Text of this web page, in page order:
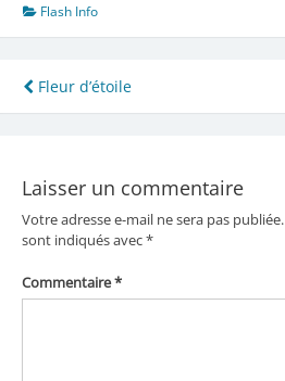
Flash Info
Navigation
de
Fleur d’étoile
Laisser un commentaire
Votre adresse e-mail ne sera pas publiée.
sont indiqués avec*
Commentaire*